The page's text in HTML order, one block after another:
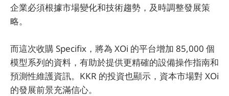
企業必須根據市場變化和技術趨勢，及時調整發展策
略。
而這次收購 Specifix，將為 XOi 的平台增加 85,000 個
模型系列的資料，有助於提供更精確的設備操作指南和
預測性維護資訊。KKR 的投資也顯示，資本市場對 XOi
的發展前景充滿信心。